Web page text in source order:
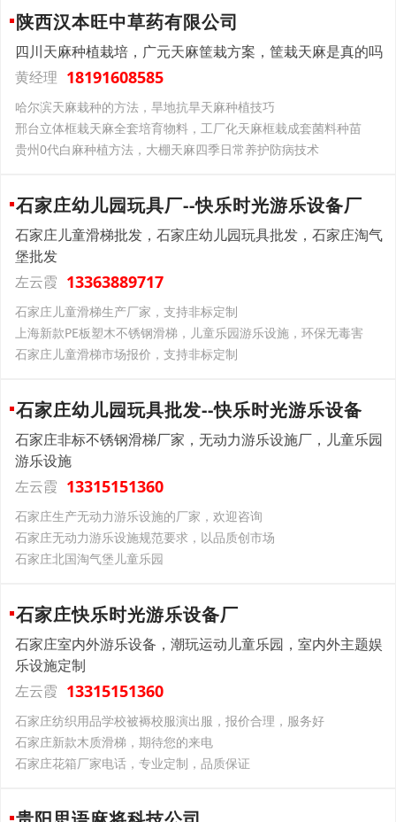
陕西汉本旺中草药有限公司
四川天麻种植栽培，广元天麻筐栽方案，筐栽天麻是真的吗
黄经理 18191608585
哈尔滨天麻栽种的方法，旱地抗旱天麻种植技巧
邢台立体框栽天麻全套培育物料，工厂化天麻框栽成套菌料种苗
贵州0代白麻种植方法，大棚天麻四季日常养护防病技术
石家庄幼儿园玩具厂--快乐时光游乐设备厂
石家庄儿童滑梯批发，石家庄幼儿园玩具批发，石家庄淘气
堡批发
左云霞 13363889717
石家庄儿童滑梯生产厂家，支持非标定制
上海新款PE板塑木不锈钢滑梯，儿童乐园游乐设施，环保无毒害
石家庄儿童滑梯市场报价，支持非标定制
石家庄幼儿园玩具批发--快乐时光游乐设备
石家庄非标不锈钢滑梯厂家，无动力游乐设施厂，儿童乐园
游乐设施
左云霞 13315151360
石家庄生产无动力游乐设施的厂家，欢迎咨询
石家庄无动力游乐设施规范要求，以品质创市场
石家庄北国淘气堡儿童乐园
石家庄快乐时光游乐设备厂
石家庄室内外游乐设备，潮玩运动儿童乐园，室内外主题娱
乐设施定制
左云霞 13315151360
石家庄纺织用品学校被褥校服演出服，报价合理，服务好
石家庄新款木质滑梯，期待您的来电
石家庄花箱厂家电话，专业定制，品质保证